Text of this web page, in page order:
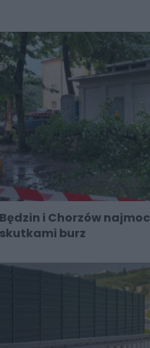
Będzin i Chorzów
skutkami burz